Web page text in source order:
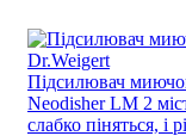
Підсилювач
Neodisher LM 2
слабко піняться, і